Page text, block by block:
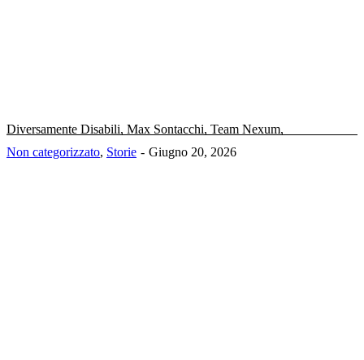
Diversamente Disabili, Max Sontacchi, Team Nexum,
Non categorizzato, Storie Giugno 20, 2026